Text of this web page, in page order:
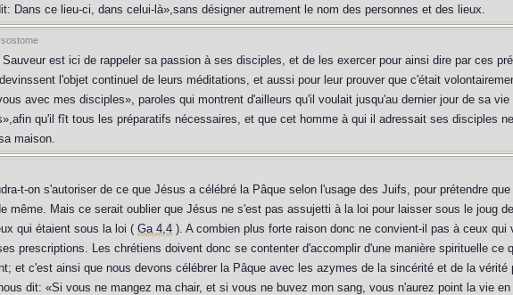
Dans ce lieu-ci, dans celui-là»,sans désigner autrement le nom des personnes et des lieux.
Sauveur est ici de rappeler sa passion à ses disciples, et de les exercer pour ainsi dire par ces
l'objet continuel de leurs méditations, et aussi pour leur prouver que c'était
avec mes disciples», paroles qui montrent d'ailleurs qu'il voulait jusqu'au dernier jour de sa
qu'il fît tous les préparatifs nécessaires, et que cet homme à qui il adressait ses disciples
maison.
t-on s'autoriser de ce que Jésus a célébré la Pâque selon l'usage des Juifs, pour prétendre
même. Mais ce serait oublier que Jésus ne s'est pas assujetti à la loi pour laisser sous le joug
qui étaient sous la loi ( Ga 4,4 ). A combien plus forte raison donc ne convient-il pas à ceux
prescriptions. Les chrétiens doivent donc se contenter d'accomplir d'une manière spirituelle ce
et c'est ainsi que nous devons célébrer la Pâque avec les azymes de la sincérité et de la vérité
dit: «Si vous ne mangez ma chair, et si vous ne buvez mon sang, vous n'aurez point la vie en